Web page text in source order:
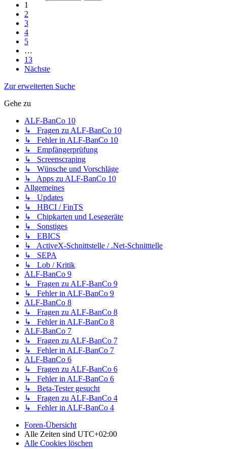
1
2
3
4
5
…
13
Nächste
Zur erweiterten Suche
Gehe zu
ALF-BanCo 10
↳ Fragen zu ALF-BanCo 10
↳ Fehler in ALF-BanCo 10
↳ Empfängerprüfung
↳ Screenscraping
↳ Wünsche und Vorschläge
↳ Apps zu ALF-BanCo 10
Allgemeines
↳ Updates
↳ HBCI / FinTS
↳ Chipkarten und Lesegeräte
↳ Sonstiges
↳ EBICS
↳ ActiveX-Schnittstelle / .Net-Schnitttelle
↳ SEPA
↳ Lob / Kritik
ALF-BanCo 9
↳ Fragen zu ALF-BanCo 9
↳ Fehler in ALF-BanCo 9
ALF-BanCo 8
↳ Fragen zu ALF-BanCo 8
↳ Fehler in ALF-BanCo 8
ALF-BanCo 7
↳ Fragen zu ALF-BanCo 7
↳ Fehler in ALF-BanCo 7
ALF-BanCo 6
↳ Fragen zu ALF-BanCo 6
↳ Fehler in ALF-BanCo 6
↳ Beta-Tester gesucht
↳ Fragen zu ALF-BanCo 4
↳ Fehler in ALF-BanCo 4
Foren-Übersicht
Alle Zeiten sind UTC+02:00
Alle Cookies löschen